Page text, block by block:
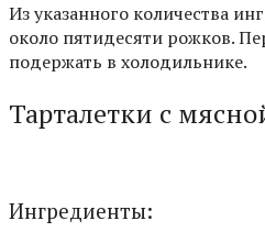
Из указанного количества
около пятидесяти рожков.
подержать в холодильнике.
Тарталетки с
Ингредиенты: